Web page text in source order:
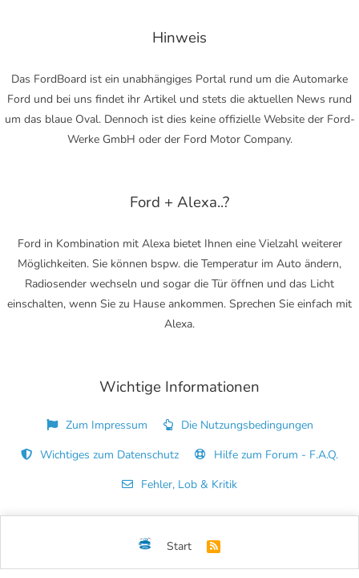
Hinweis
Das FordBoard ist ein unabhängiges Portal rund um die Automarke
Ford und bei uns findet ihr Artikel und stets die aktuellen News rund
um das blaue Oval. Dennoch ist dies keine offizielle Website der Ford-
Werke GmbH oder der Ford Motor Company.
Ford + Alexa..?
Ford in Kombination mit Alexa bietet Ihnen eine Vielzahl weiterer
Möglichkeiten. Sie können bspw. die Temperatur im Auto ändern,
Radiosender wechseln und sogar die Tür öffnen und das Licht
einschalten, wenn Sie zu Hause ankommen. Sprechen Sie einfach mit
Alexa.
Wichtige Informationen
Zum Impressum
Die Nutzungsbedingungen
Wichtiges zum Datenschutz
Hilfe zum Forum - F.A.Q.
Fehler, Lob & Kritik
Start
R
S